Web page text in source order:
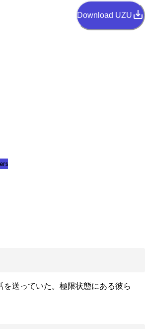
Download UZU
送っていた。極限状態にある彼ら